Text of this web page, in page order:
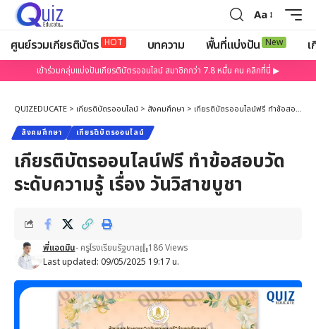
Aa
ศูนย์รวมเกียรติบัตร HOT บทความ พื้นที่แบ่งปัน New
เข้าร่วมกลุ่มแบ่งปันเกียรติบัตรออนไลน์ สมาชิกกว่า 7.8 หมื่น คน คลิกที่นี่ ▶
QUIZEDUCATE > เกียรติบัตรออนไลน์ > สังคมศึกษา > เกียรติบัตรออนไลน์ฟรี ทำข้อสอบวัดระดับความรู้ เรื่อง วันวิสาขบูชา
สังคมศึกษา เกียรติบัตรออนไลน์
เกียรติบัตรออนไลน์ฟรี ทำข้อสอบวัด
ระดับความรู้ เรื่อง วันวิสาขบูชา
Last updated: 09/05/2025 19:17 น.
พี่แอดมิน- ครูโรงเรียนรัฐบาล 186 Views